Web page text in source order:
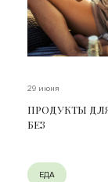
29 июня
ПРОДУКТЫ
БЕЗ
ЕДА